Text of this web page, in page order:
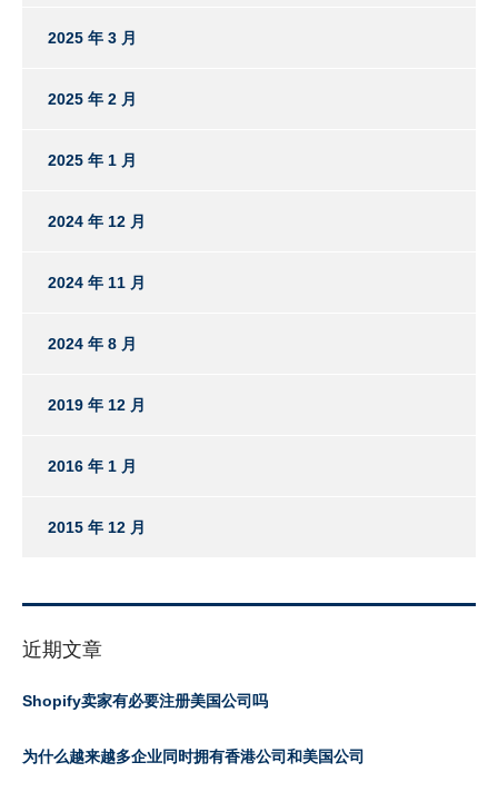
2025 年 3 月
2025 年 2 月
2025 年 1 月
2024 年 12 月
2024 年 11 月
2024 年 8 月
2019 年 12 月
2016 年 1 月
2015 年 12 月
近期文章
Shopify卖家有必要注册美国公司吗
为什么越来越多企业同时拥有香港公司和美国公司